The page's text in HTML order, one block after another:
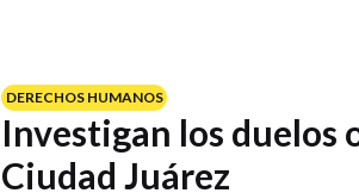
DERECHOS HUMANOS
Investigan los duelos
Ciudad Juárez